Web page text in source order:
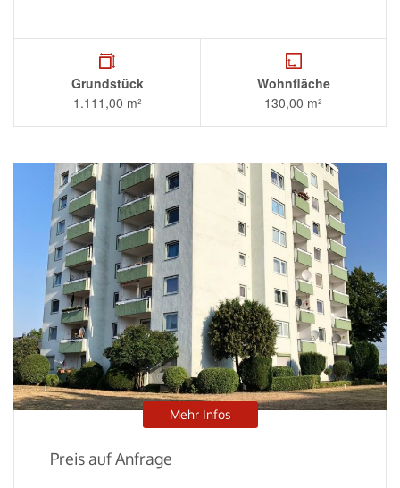
Grundstück
1.111,00 m²
Wohnfläche
130,00 m²
Mehr Infos
Preis auf Anfrage